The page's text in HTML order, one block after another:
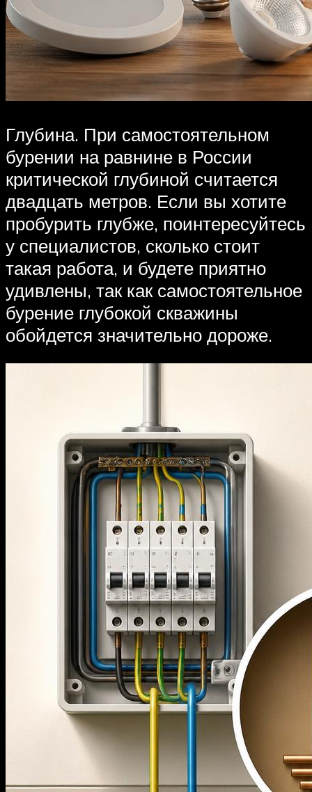
Глубина. При самостоятельном
бурении на равнине в России
критической глубиной считается
двадцать метров. Если вы хотите
пробурить глубже, поинтересуйтесь
у специалистов, сколько стоит
такая работа, и будете приятно
удивлены, так как самостоятельное
бурение глубокой скважины
обойдется значительно дороже.